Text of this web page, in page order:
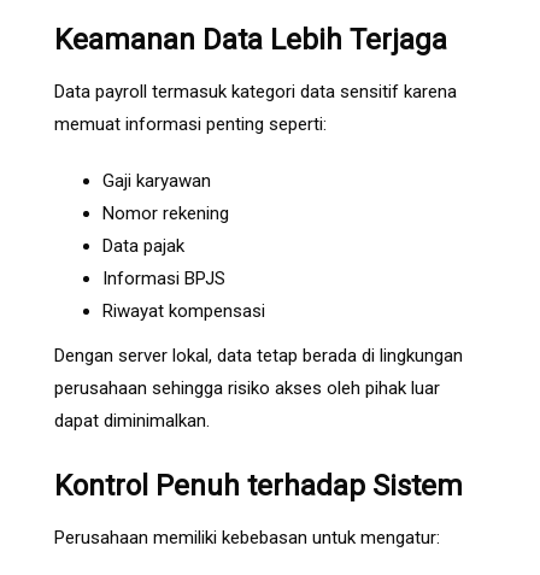
Keamanan Data Lebih Terjaga
Data payroll termasuk kategori data sensitif karena
memuat informasi penting seperti:
Gaji karyawan
Nomor rekening
Data pajak
Informasi BPJS
Riwayat kompensasi
Dengan server lokal, data tetap berada di lingkungan
perusahaan sehingga risiko akses oleh pihak luar
dapat diminimalkan.
Kontrol Penuh terhadap Sistem
Perusahaan memiliki kebebasan untuk mengatur: